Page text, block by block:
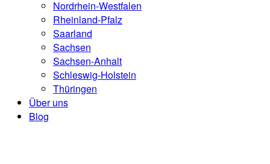
Nordrhein-Westfalen
Rheinland-Pfalz
Saarland
Sachsen
Sachsen-Anhalt
Schleswig-Holstein
Thüringen
Über uns
Blog